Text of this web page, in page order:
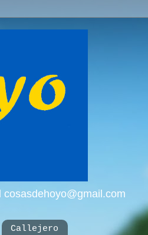
Callejero